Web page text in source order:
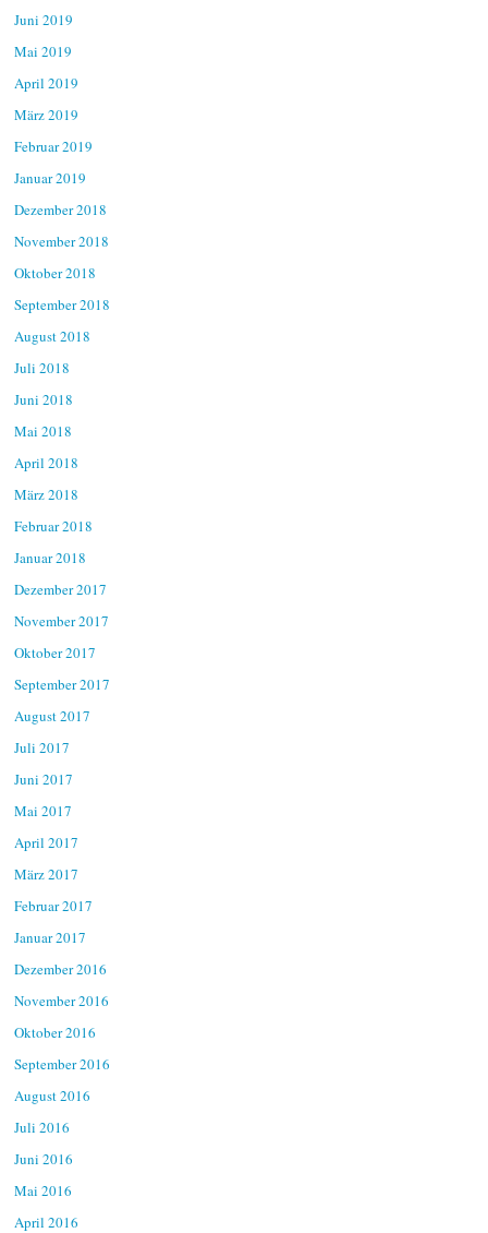
Juni 2019
Mai 2019
April 2019
März 2019
Februar 2019
Januar 2019
Dezember 2018
November 2018
Oktober 2018
September 2018
August 2018
Juli 2018
Juni 2018
Mai 2018
April 2018
März 2018
Februar 2018
Januar 2018
Dezember 2017
November 2017
Oktober 2017
September 2017
August 2017
Juli 2017
Juni 2017
Mai 2017
April 2017
März 2017
Februar 2017
Januar 2017
Dezember 2016
November 2016
Oktober 2016
September 2016
August 2016
Juli 2016
Juni 2016
Mai 2016
April 2016